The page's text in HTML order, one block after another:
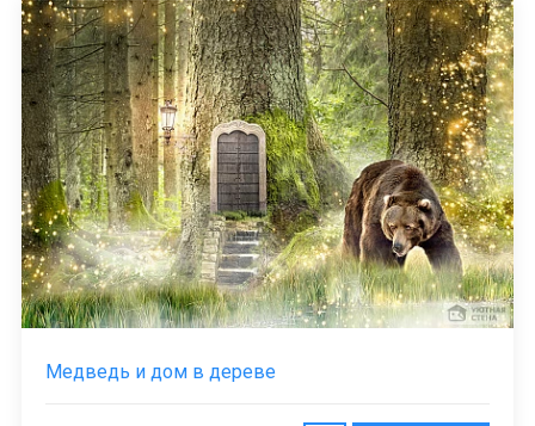
Медведь и дом в дереве